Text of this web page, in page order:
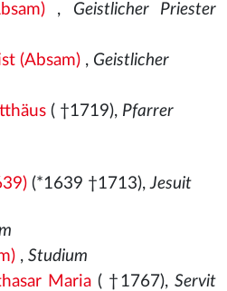
, Geistlicher Priester
(Absam), Geistlicher
( †1719), Pfarrer
(*1639 †1713),Jesuit
, Studium
Maria( †1767),Servit